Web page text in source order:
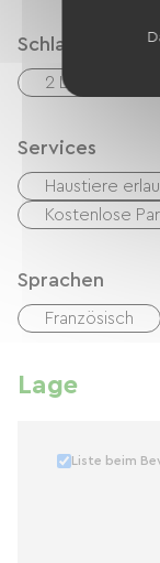
2 Lits 160cm
Services
Haustiere
Kostenlose
Sprachen
Französisch
Lage
Liste beim